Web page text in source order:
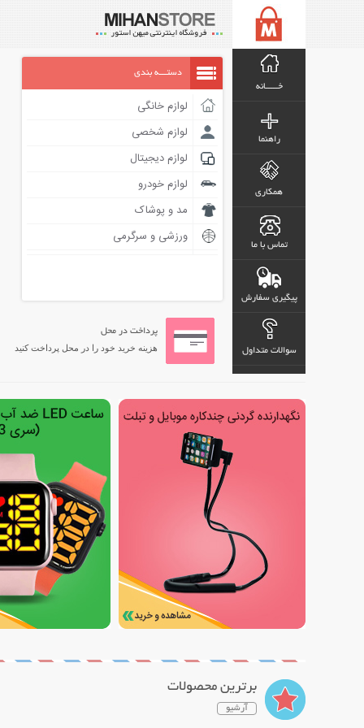
خـــــانه
راهنما
همکاری
تماس با ما
پیگیری سفارش
سوالات متداول
دستـــه بندی
لوازم خانگی
لوازم شخصی
لوازم دیجیتال
لوازم خودرو
مد و پوشاک
ورزشی و سرگرمی
پرداخت در محل
هزینه خرید خود را در محل پرداخت کنید
برترین محصولات
آرشیو